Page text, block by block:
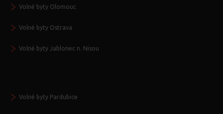
Volné byty Olomouc
Volné byty Ostrava
Volné byty Jablonec n. Nisou
Volné byty Pardubice